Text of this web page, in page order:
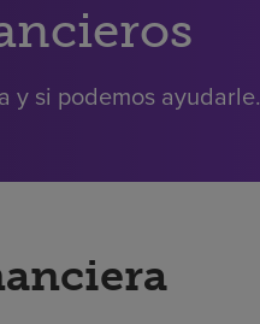
y si podemos ayudarle.